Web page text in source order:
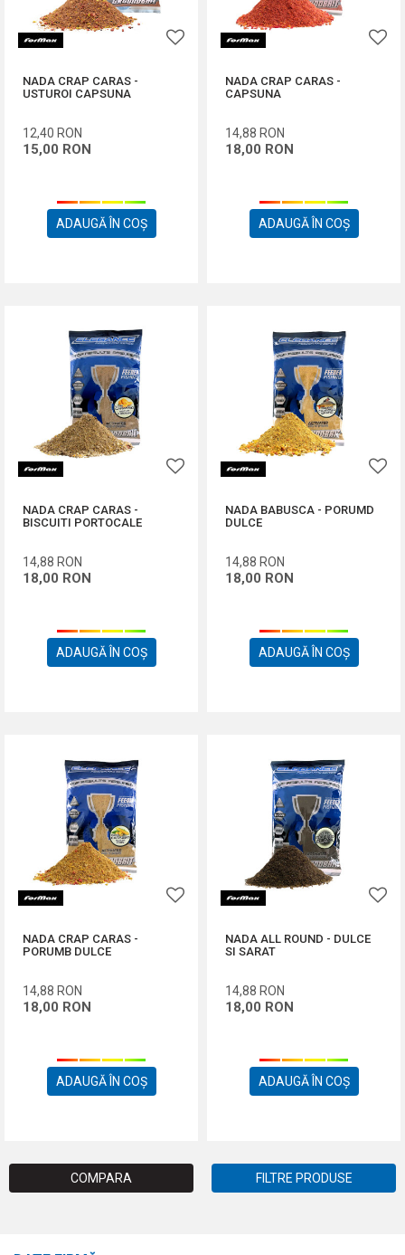
NADA CRAP CARAS -
USTUROI CAPSUNA
12,40 RON
15,00 RON
ADAUGĂ ÎN COȘ
NADA CRAP CARAS -
CAPSUNA
14,88 RON
18,00 RON
ADAUGĂ ÎN COȘ
NADA CRAP CARAS -
BISCUITI PORTOCALE
14,88 RON
18,00 RON
ADAUGĂ ÎN COȘ
NADA BABUSCA - PORUMD
DULCE
14,88 RON
18,00 RON
ADAUGĂ ÎN COȘ
NADA CRAP CARAS -
PORUMB DULCE
14,88 RON
18,00 RON
ADAUGĂ ÎN COȘ
NADA ALL ROUND - DULCE
SI SARAT
14,88 RON
18,00 RON
ADAUGĂ ÎN COȘ
COMPARA FILTRE PRODUSE